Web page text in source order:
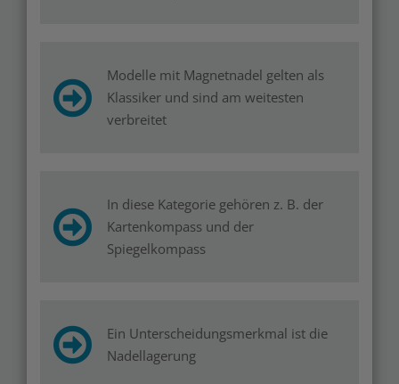
Modelle mit Magnetnadel gelten als
Klassiker und sind am weitesten
verbreitet
In diese Kategorie gehören z. B. der
Kartenkompass und der
Spiegelkompass
Ein Unterscheidungsmerkmal ist die
Nadellagerung